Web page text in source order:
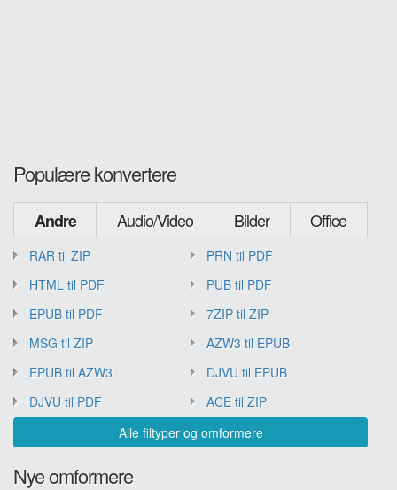
Populære konvertere
Andre Audio/Video Bilder Office
RAR til ZIP
PRN til PDF
HTML til PDF
PUB til PDF
EPUB til PDF
7ZIP til ZIP
MSG til ZIP
AZW3 til EPUB
EPUB til AZW3
DJVU til EPUB
DJVU til PDF
ACE til ZIP
Alle filtyper og omformere
Nye omformere